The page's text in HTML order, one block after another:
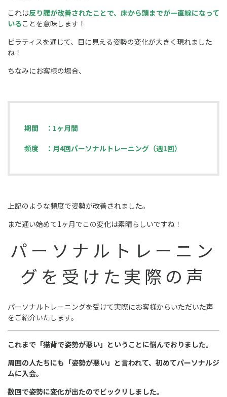
これは反り腰が改善されたことで、床から頭までが一直線になって
いることを意味します！
ピラティスを通じて、目に見える姿勢の変化が大きく現れました
ね！
ちなみにお客様の場合、
期間 ：1ヶ月間
頻度 ：月4回パーソナルトレーニング（週1回）
上記のような頻度で姿勢が改善されました。
まだ通い始めて1ヶ月でこの変化は素晴らしいですね！
パーソナルトレーニン
グを受けた 実際の声
パーソナルトレーニングを受けて実際にお客様からいただいた声
をご紹介いたします。
これまで「猫背で姿勢が悪い」ということに悩んでおりました。
周囲の人たちにも「姿勢が悪い」と言われて、初めてパーソナルジ
ムに入会。
数回で姿勢に変化が出たのでビックリしました。